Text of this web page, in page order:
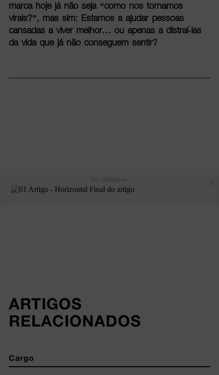
marca hoje já não seja “como nos tornamos
virais?”, mas sim: Estamos a ajudar pessoas
cansadas a viver melhor… ou apenas a distraí-las
da vida que já não conseguem sentir?
ARTIGOS
RELACIONADOS
Cargo